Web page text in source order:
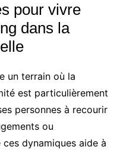
pour vivre
dans la
un terrain où la
est particulièrement
personnes à recourir
ou
dynamiques aide à